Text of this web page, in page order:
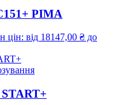
PIMA
цін: від 18147,00 ₴ до